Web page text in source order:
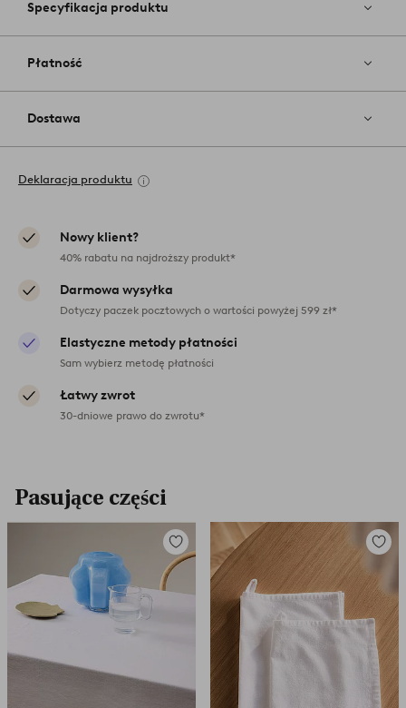
Specyfikacja produktu
Płatność
Dostawa
Deklaracja produktu
Nowy klient?
40% rabatu na najdroższy produkt*
Darmowa wysyłka
Dotyczy paczek pocztowych o wartości powyżej 599 zł*
Elastyczne metody płatności
Sam wybierz metodę płatności
Łatwy zwrot
30-dniowe prawo do zwrotu*
Pasujące części
Dodaj
do
ulubionych
Dodaj